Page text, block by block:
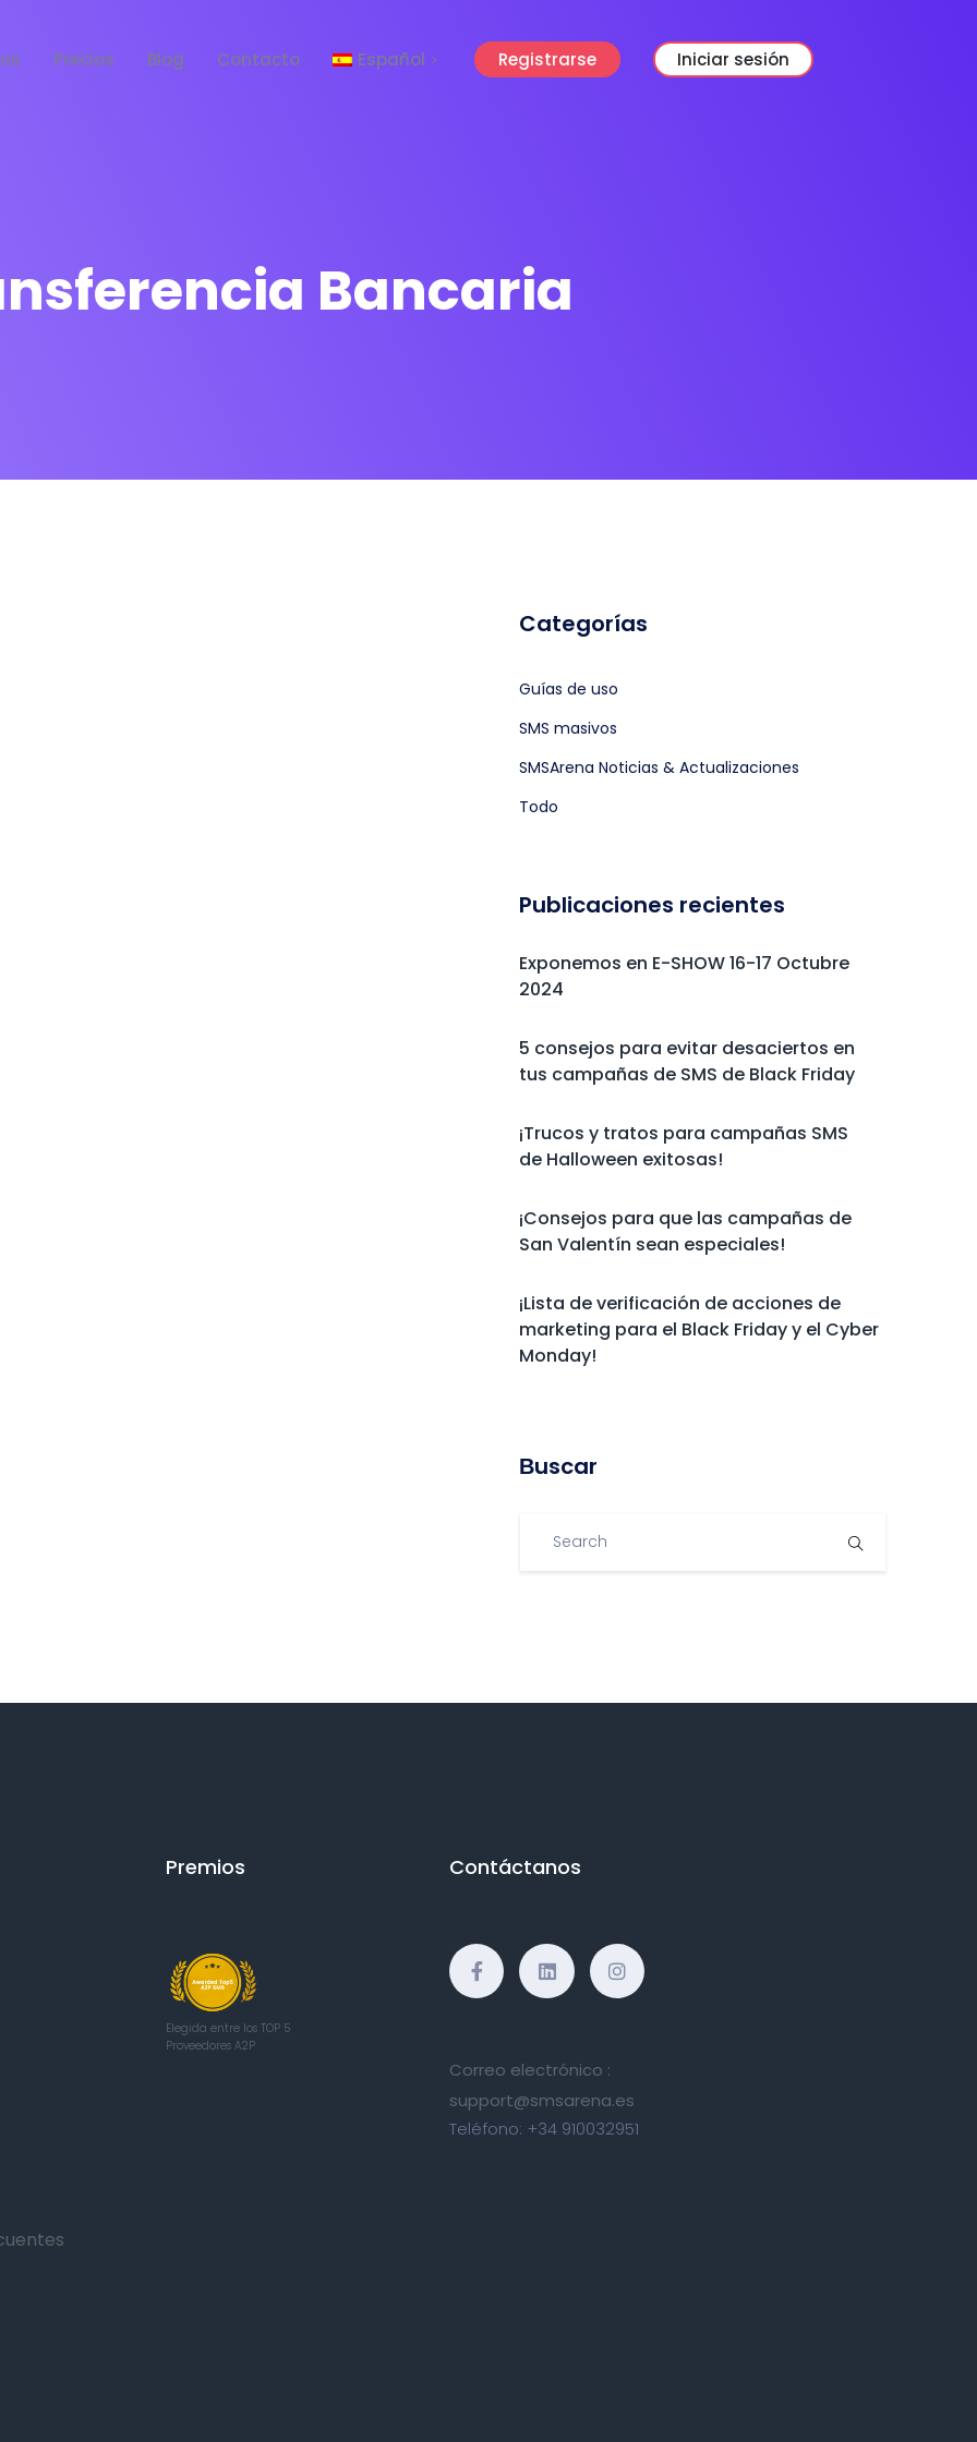
Precios Blog Contacto Español Registrarse Iniciar sesión
Bancaria
Categorías
Guías de uso
SMS masivos
SMSArena Noticias & Actualizaciones
Todo
Publicaciones recientes
Exponemos en E-SHOW 16-17 Octubre
2024
5 consejos para evitar desaciertos en
tus campañas de SMS de Black Friday
¡Trucos y tratos para campañas SMS
de Halloween exitosas!
¡Consejos para que las campañas de
San Valentín sean especiales!
¡Lista de verificación de acciones de
marketing para el Black Friday y el Cyber
Monday!
Βuscar
Premios
Elegida entre los TOP 5
Proveedores A2P
Contáctanos
Correo electrónico :
support@smsarena.es
Teléfono: +34 910032951